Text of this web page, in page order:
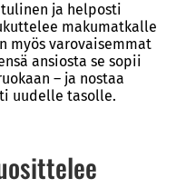
tulinen ja helposti
makumatkalle
myös varovaisemmat
ansiosta se sopii
– ja nostaa
uudelle tasolle.